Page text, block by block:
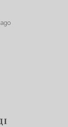
ago